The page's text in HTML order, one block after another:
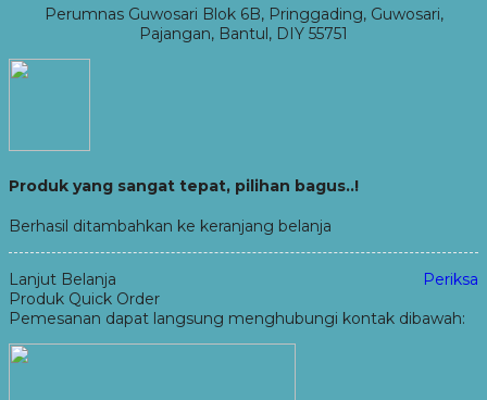
Perumnas Guwosari Blok 6B, Pringgading, Guwosari,
Pajangan, Bantul, DIY 55751
Produk yang sangat tepat, pilihan bagus..!
Berhasil ditambahkan ke keranjang belanja
Lanjut Belanja
Periksa
Produk Quick Order
Pemesanan dapat langsung menghubungi kontak dibawah: